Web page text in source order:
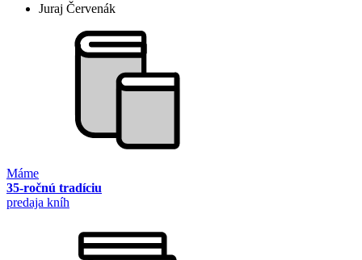
Juraj Červenák
Máme
35-ročnú tradíciu
predaja kníh